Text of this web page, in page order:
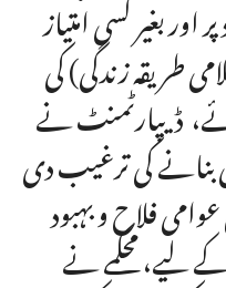
بغیر کسی امتیاز
31 (اسلامی طریقہ زندگی) کی
ڈیپارٹمنٹ نے
بنانے کی ترغیب دی
شامل عوامی فلاح و بہبود
محکمے نے